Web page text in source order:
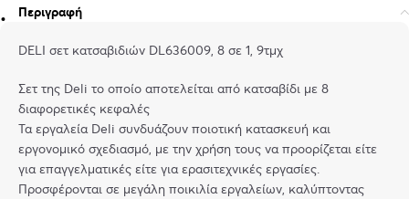
Περιγραφή
DELI σετ κατσαβιδιών DL636009, 8 σε 1, 9τμχ
Σετ της Deli το οποίο αποτελείται από κατσαβίδι με 8
διαφορετικές κεφαλές
Τα εργαλεία Deli συνδυάζουν ποιοτική κατασκευή και
εργονομικό σχεδιασμό, με την χρήση τους να προορίζεται είτε
για επαγγελματικές είτε για ερασιτεχνικές εργασίες.
Προσφέρονται σε μεγάλη ποικιλία εργαλείων, καλύπτοντας